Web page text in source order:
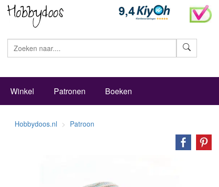
Winkel Patronen Boeken
Hobbydoos.nl Patroon